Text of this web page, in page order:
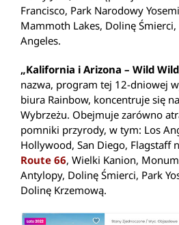
Francisco, Park Narodowy
Mammoth Lakes, Dolinę Śmierci,
Angeles.
„Kalifornia i Arizona – Wild
nazwa, program tej 12-dniowej
biura Rainbow, koncentruje się
Wybrzeżu. Obejmuje zarówno
pomniki przyrody, w tym: Los
Hollywood, San Diego, Flagstaff
Route 66, Wielki Kanion,
Antylopy, Dolinę Śmierci, Park
Dolinę Krzemową.